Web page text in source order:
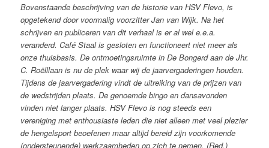
Bovenstaande beschrijving van de historie van HSV Flevo, is
opgetekend door voormalig voorzitter Jan van Wijk. Na het
schrijven en publiceren van dit verhaal is er al wel e.e.a.
veranderd. Café Staal is gesloten en functioneert niet meer als
onze thuisbasis. De ontmoetingsruimte in De Bongerd aan de Jhr.
C. Roëlllaan is nu de plek waar wij de jaarvergaderingen houden.
Tijdens de jaarvergadering vindt de uitreiking van de prijzen van
de wedstrijden plaats. De genoemde bingo en dansavonden
vinden niet langer plaats. HSV Flevo is nog steeds een
vereniging met enthousiaste leden die niet alleen met veel plezier
de hengelsport beoefenen maar altijd bereid zijn voorkomende
(ondersteunende) werkzaamheden op zich te nemen. (Red.)